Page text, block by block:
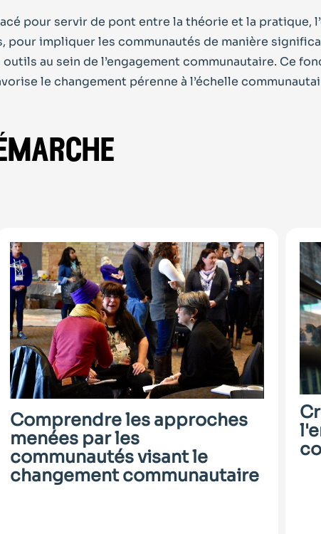
pour servir de pont entre la théorie et la pratique,
impliquer les communautés de manière
au sein de l’engagement communautaire. Ce
le changement pérenne à l’échelle
Comprendre les approches
menées par les
communautés visant le
changement communautaire